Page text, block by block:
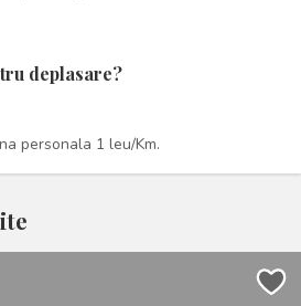
deplasare?
personala 1 leu/Km.